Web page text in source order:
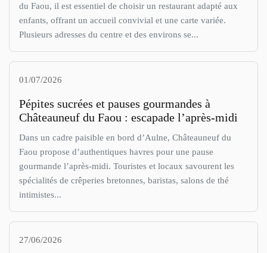
du Faou, il est essentiel de choisir un restaurant adapté aux
enfants, offrant un accueil convivial et une carte variée.
Plusieurs adresses du centre et des environs se...
01/07/2026
Pépites sucrées et pauses gourmandes à
Châteauneuf du Faou : escapade l’après-midi
Dans un cadre paisible en bord d’Aulne, Châteauneuf du
Faou propose d’authentiques havres pour une pause
gourmande l’après-midi. Touristes et locaux savourent les
spécialités de crêperies bretonnes, baristas, salons de thé
intimistes...
27/06/2026